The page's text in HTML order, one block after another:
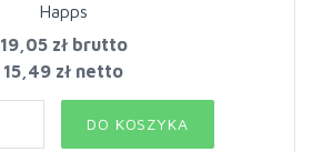
Happs
19,05 złbrutto
15,49 zł netto
DO KOSZYKA